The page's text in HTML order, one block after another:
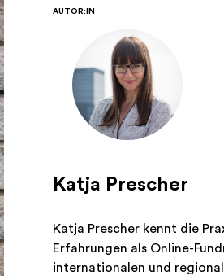
AUTOR:IN
Katja Prescher
Katja Prescher kennt die
Erfahrungen als Online-
internationalen und